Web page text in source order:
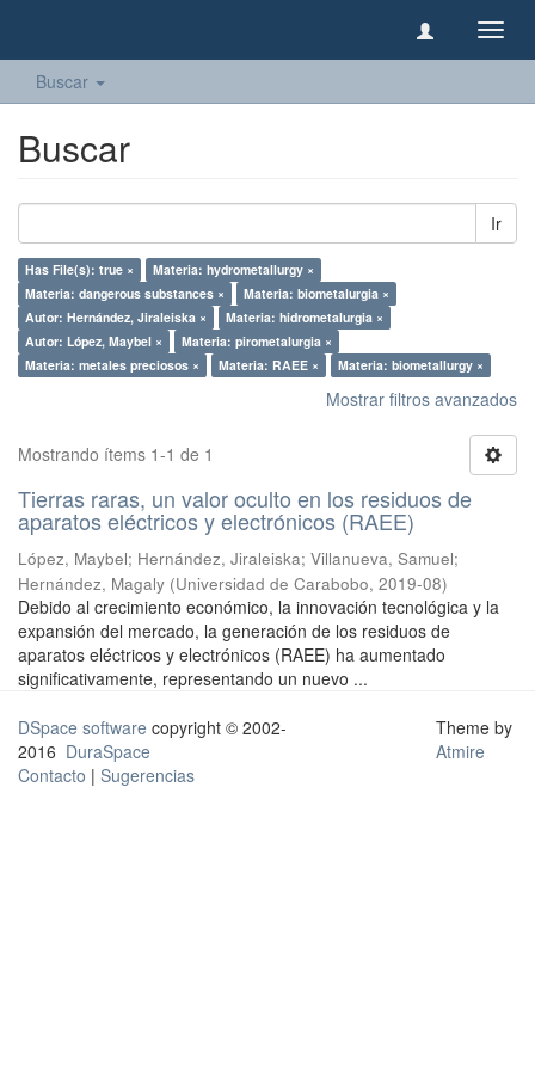
Buscar
Buscar
Ir
Has File(s): true ×
Materia: hydrometallurgy ×
Materia: dangerous substances ×
Materia: biometalurgia ×
Autor: Hernández, Jiraleiska ×
Materia: hidrometalurgia ×
Autor: López, Maybel ×
Materia: pirometalurgia ×
Materia: metales preciosos ×
Materia: RAEE × Materia: biometallurgy ×
Mostrar filtros avanzados
Mostrando ítems 1-1 de 1
Tierras raras, un valor oculto en los residuos de
aparatos eléctricos y electrónicos (RAEE)
López, Maybel; Hernández, Jiraleiska; Villanueva, Samuel;
Hernández, Magaly (Universidad de Carabobo, 2019-08)
Debido al crecimiento económico, la innovación tecnológica y la
expansión del mercado, la generación de los residuos de
aparatos eléctricos y electrónicos (RAEE) ha aumentado
significativamente, representando un nuevo ...
DSpace software copyright © 2002-
2016 DuraSpace
Contacto | Sugerencias
Theme by
Atmire